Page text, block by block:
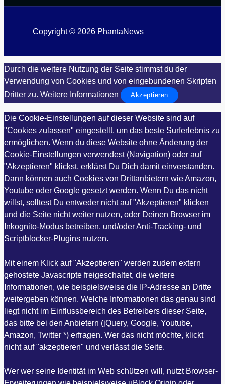
Copyright © 2026 PhantaNews
Durch die weitere Nutzung der Seite stimmst du der
Verwendung von Cookies und von eingebundenen Skripten
Dritter zu. Weitere Informationen Akzeptieren
Die Cookie-Einstellungen auf dieser Website sind auf
"Cookies zulassen" eingestellt, um das beste Surferlebnis zu
ermöglichen. Wenn du diese Website ohne Änderung der
Cookie-Einstellungen verwendest (Navigation) oder auf
"Akzeptieren" klickst, erklärst Du Dich damit einverstanden.
Dann können auch Cookies von Drittanbietern wie Amazon,
Youtube oder Google gesetzt werden. Wenn Du das nicht
willst, solltest Du entweder nicht auf "Akzeptieren" klicken
und die Seite nicht weiter nutzen, oder Deinen Browser im
Inkognito-Modus betreiben, und/oder Anti-Tracking- und
Scriptblocker-Plugins nutzen.
Mit einem Klick auf "Akzeptieren" werden zudem extern
gehostete Javascripte freigeschaltet, die weitere
Informationen, wie beispielsweise die IP-Adresse an Dritte
weitergeben können. Welche Informationen das genau sind
liegt nicht im Einflussbereich des Betreibers dieser Seite,
das bitte bei den Anbietern (jQuery, Google, Youtube,
Amazon, Twitter *) erfragen. Wer das nicht möchte, klickt
nicht auf "akzeptieren" und verlässt die Seite.
Wer wer seine Identität im Web schützen will, nutzt Browser-